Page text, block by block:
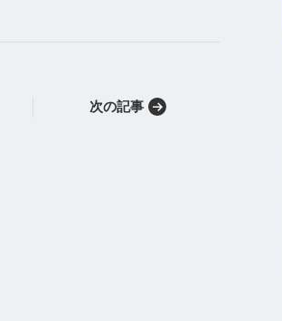
次の記事